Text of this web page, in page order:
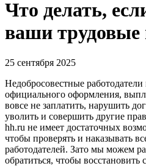
Что делать,
ваши трудовые
25 сентября 2025
Недобросовестные работодатели
официального оформления,
вовсе не заплатить, нарушить
уволить и совершить другие
hh.ru не имеет достаточных
чтобы проверять и наказывать
работодателей. Зато мы можем
обратиться, чтобы восстановить